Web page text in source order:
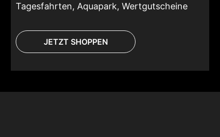
Tagesfahrten, Aquapark, Wertgutscheine
JETZT SHOPPEN